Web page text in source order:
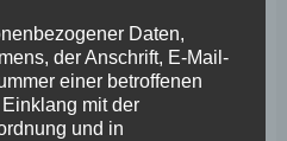
Impulse für die
und ergänzt: „Die
muss insgesamt bei der
Stellenwert bekommen.
Daten,
der Anschrift, E-Mail-
einer betroffenen
mit der
und in